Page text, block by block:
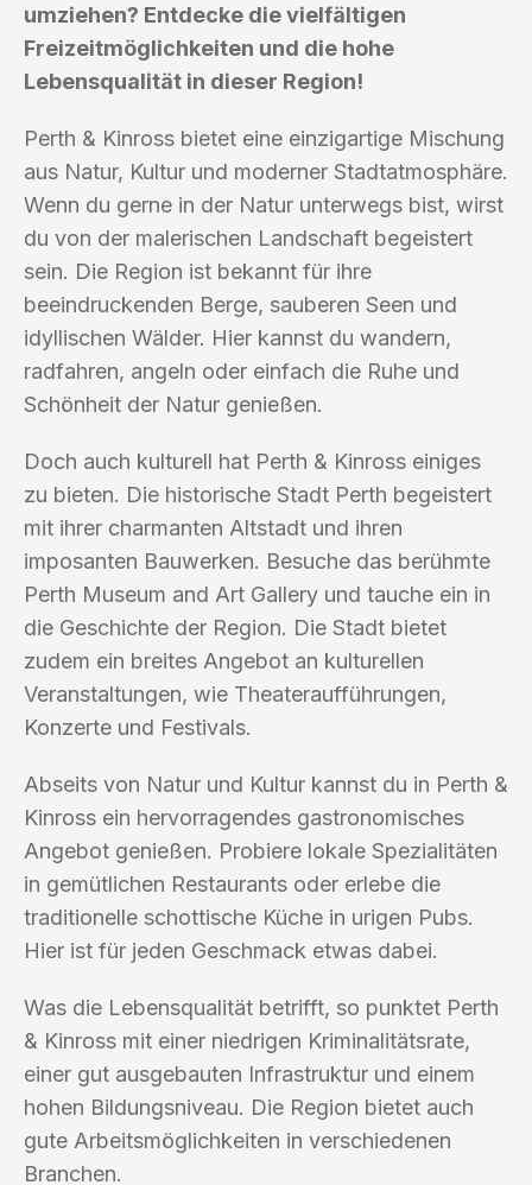
umziehen? Entdecke die vielfältigen
Freizeitmöglichkeiten und die hohe
Lebensqualität in dieser Region!
Perth & Kinross bietet eine einzigartige Mischung
aus Natur, Kultur und moderner Stadtatmosphäre.
Wenn du gerne in der Natur unterwegs bist, wirst
du von der malerischen Landschaft begeistert
sein. Die Region ist bekannt für ihre
beeindruckenden Berge, sauberen Seen und
idyllischen Wälder. Hier kannst du wandern,
radfahren, angeln oder einfach die Ruhe und
Schönheit der Natur genießen.
Doch auch kulturell hat Perth & Kinross einiges
zu bieten. Die historische Stadt Perth begeistert
mit ihrer charmanten Altstadt und ihren
imposanten Bauwerken. Besuche das berühmte
Perth Museum and Art Gallery und tauche ein in
die Geschichte der Region. Die Stadt bietet
zudem ein breites Angebot an kulturellen
Veranstaltungen, wie Theateraufführungen,
Konzerte und Festivals.
Abseits von Natur und Kultur kannst du in Perth &
Kinross ein hervorragendes gastronomisches
Angebot genießen. Probiere lokale Spezialitäten
in gemütlichen Restaurants oder erlebe die
traditionelle schottische Küche in urigen Pubs.
Hier ist für jeden Geschmack etwas dabei.
Was die Lebensqualität betrifft, so punktet Perth
& Kinross mit einer niedrigen Kriminalitätsrate,
einer gut ausgebauten Infrastruktur und einem
hohen Bildungsniveau. Die Region bietet auch
gute Arbeitsmöglichkeiten in verschiedenen
Branchen.